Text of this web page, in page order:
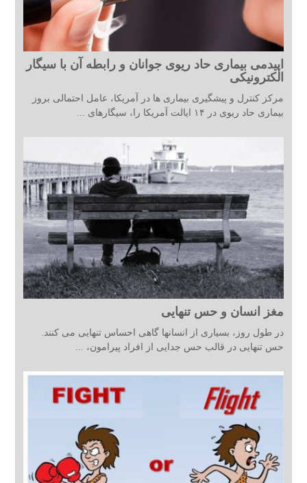
اپیدمی بیماری حاد ریوی جوانان و رابطه آن با سیگار
الکترونیکی
مرکز کنترل و پیشگیری بیماری ها در آمریکا، عامل احتمالی بروز
بیماری حاد ریوی در ۱۴ ایالت آمریکا را، سیگارهای ...
مغز انسان و حس تنهایی
در طول روز، بسیاری از انسانها گاهی احساس تنهایی می کنند.
حس تنهایی در قالب حس جدایی از افراد پیرامون، ...